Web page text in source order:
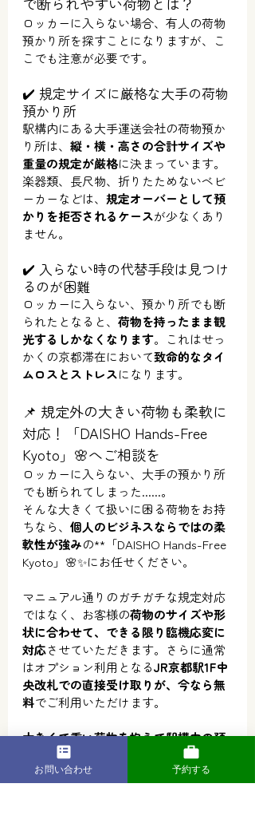
ロッカーに入らない場合、有人の荷物
預かり所を探すことになりますが、こ
こでも注意が必要です。
✔️ 規定サイズに厳格な大手の荷物
預かり所
駅構内にある大手運送会社の荷物預か
り所は、 縦・横・高さの合計サイズや
重量の規定が厳格に決まっています。
楽器類、長尺物、折りたためないベビ
ーカーなどは、 規定オーバーとして預
かりを拒否されるケースが少なくあり
ません。
✔️ 入らない時の代替手段は見つけ
るのが困難
ロッカーに入らない、預かり所でも断
られたとなると、 荷物を持ったまま観
光するしかなくなります。これはせっ
かくの京都滞在において致命的なタイ
ムロスとストレスになります。
📌 規定外の大きい荷物も柔軟に
対応！「DAISHO Hands-Free
Kyoto」🌸へご相談を
ロッカーに入らない、大手の預かり所
でも断られてしまった......。
そんな大きくて扱いに困る荷物をお持
ちなら、 個人のビジネスならではの柔
軟性が強みの**「DAISHO Hands-Free
Kyoto」🌸✨にお任せください。
マニュアル通りのガチガチな規定対応
ではなく、お客様の荷物のサイズや形
状に合わせて、できる限り臨機応変に
対応させていただきます。さらに通常
はオプション利用となるJR京都駅1F中
央改札での直接受け取りが、今なら無
料でご利用いただけます。
大きくて重い荷物を抱えて駅構内の預
かり所を探し回る必要はありません
大手運送会社よりもリーズナブルな価
お問い合わせ 予約する